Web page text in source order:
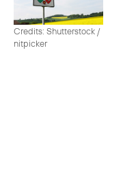
Credits: Shutterstock /
nitpicker